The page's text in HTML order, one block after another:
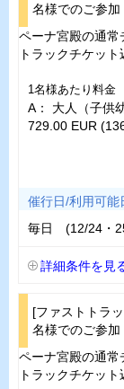
名様でのご参加
ペーナ宮殿の通常
トラックチケット
1名様あたり料金
A： 大人（子供
729.00 EUR
催行日/利用可能
毎日 (12/24・
詳細条件を見
[ファストトラ
名様でのご参加
ペーナ宮殿の通常
トラックチケット